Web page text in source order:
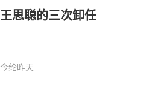
王思聪的三次卸任
今纶昨天